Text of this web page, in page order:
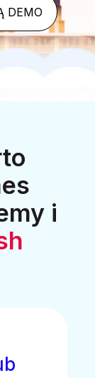
DEMO
i